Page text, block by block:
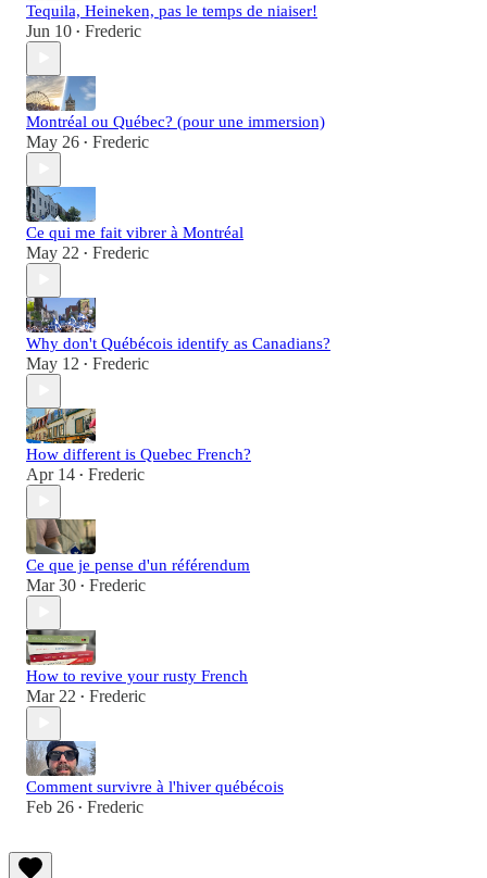
Tequila, Heineken, pas le temps de niaiser!
Jun 10 • Frederic
Montréal ou Québec? (pour une immersion)
May 26 • Frederic
Ce qui me fait vibrer à Montréal
May 22 • Frederic
Why don't Québécois identify as Canadians?
May 12 • Frederic
How different is Quebec French?
Apr 14 • Frederic
Ce que je pense d'un référendum
Mar 30 • Frederic
How to revive your rusty French
Mar 22 • Frederic
Comment survivre à l'hiver québécois
Feb 26 • Frederic